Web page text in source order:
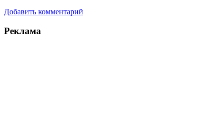
Добавить комментарий
Реклама